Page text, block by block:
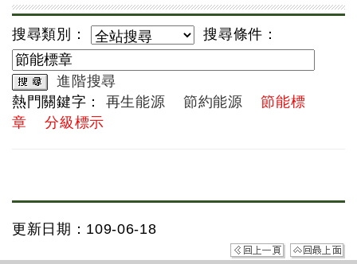
搜尋類別： 搜尋條件：
進階搜尋
熱門關鍵字： 再生能源 節約能源
節能標
章
分級標示
更新日期：109-06-18